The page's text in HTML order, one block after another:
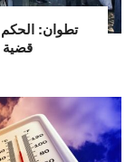
تطوان:
قضية